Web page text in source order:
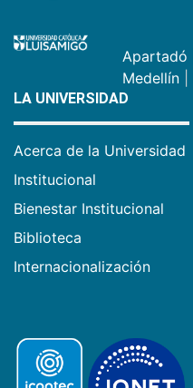
Apartadó
Medellín
LA UNIVERSIDAD
Acerca de la Universidad
Institucional
Bienestar Institucional
Biblioteca
Internacionalización